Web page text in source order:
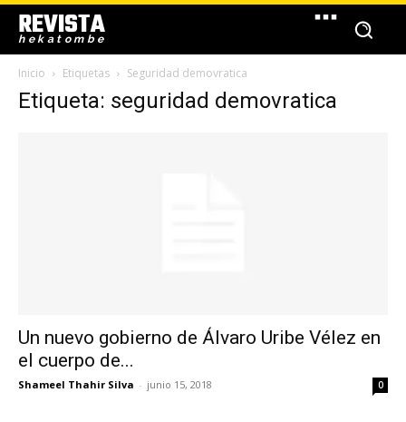
REVISTA
hekatombe
Inicio Etiquetas Seguridad demovratica
Etiqueta: seguridad demovratica
Un nuevo gobierno de Álvaro Uribe Vélez en
el cuerpo de...
Shameel Thahir Silva - junio 15, 2018 0